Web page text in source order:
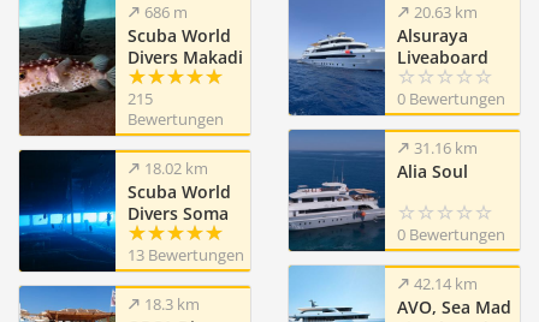
686 m
Scuba World
Divers Makadi
Bay
215
Bewertungen
18.02 km
Scuba World
Divers Soma
Bay,
Mövenpick
Resort (ex
Caribbean
13 Bewertungen
18.3 km
20.63 km
Alsuraya
Liveaboard
0 Bewertungen
31.16 km
Alia Soul
0 Bewertungen
42.14 km
AVO, Sea Mad